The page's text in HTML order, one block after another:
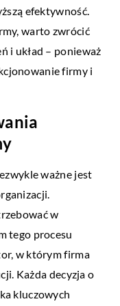
efektywność.
warto zwrócić
i układ – ponieważ
firmy i
ważne jest
w
tego procesu
w którym firma
Każda decyzja o
kluczowych